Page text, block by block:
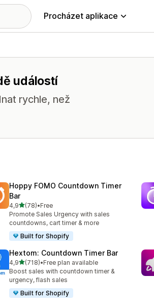
Procházet aplikace
událostí
rychle, než
Hoppy FOMO Countdown Timer
Bar
4,9z 5 hvězd
(78)
Celkový počet recenzí: 78
•Free
Promote Sales Urgency with sales
countdowns, cart timer & more
Built for Shopify
Hextom: Countdown Timer Bar
4,9z 5 hvězd
(718)
Celkový počet recenzí: 718
•Free plan available
Boost sales with countdown timer &
urgency, flash sales
Built for Shopify